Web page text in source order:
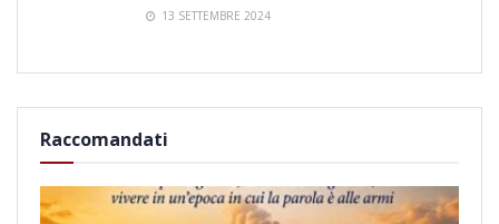
13 SETTEMBRE 2024
Raccomandati